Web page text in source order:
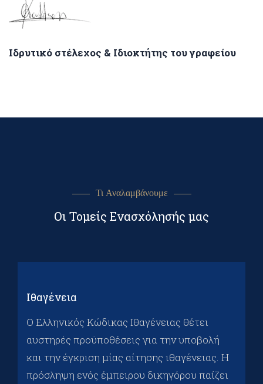
Ιδρυτικό στέλεχος & Ιδιοκτήτης του γραφείου
Τι Αναλαμβάνουμε
Οι Τομείς Ενασχόλησής μας
Ιθαγένεια
O Ελληνικός Κώδικας Ιθαγένειας θέτει
αυστηρές προϋποθέσεις για την υποβολή
και την έγκριση μίας αίτησης ιθαγένειας. Η
πρόσληψη ενός έμπειρου δικηγόρου παίζει